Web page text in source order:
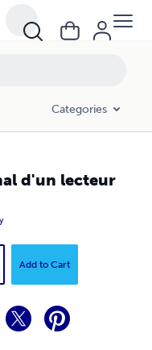
Categories
d'un lecteur
Add to Cart